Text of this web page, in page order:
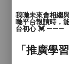
因而創立『
每個主題4-
我哋未來會相繼
哋平台報讀時，
台初心 💓 ———
「推廣學